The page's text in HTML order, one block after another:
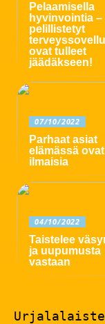
Pelaamisella
hyvinvointia –
pelillistetyt
ovat tulleet
jäädäkseen!
07/10/2022
Parhaat asiat
elämässä ovat
ilmaisia
04/10/2022
Taistelee
ja uupumusta
vastaan